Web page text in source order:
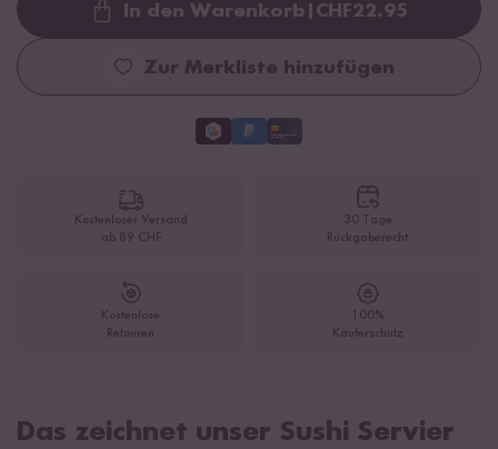
Loading...
In den Warenkorb CHF22.95
Zur Merkliste hinzufügen
Kostenloser Versand
ab 89 CHF
30 Tage
Rückgaberecht
Kostenlose
Retouren
100%
Käuferschutz
Das zeichnet unser Sushi Servier